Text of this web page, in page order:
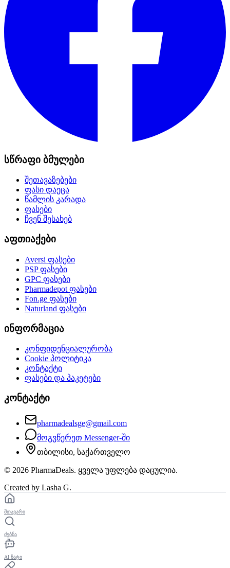
სწრაფი ბმულები
შეთავაზებები
ფასი დაეცა
წამლის კარადა
ფასები
ჩვენ შესახებ
აფთიაქები
Aversi ფასები
PSPფასები
GPC ფასები
Pharmadepot ფასები
Fon.ge ფასები
Naturland ფასები
ინფორმაცია
კონფიდენციალურობა
Cookie პოლიტიკა
კონტაქტი
ფასები და პაკეტები
კონტაქტი
pharmadealsge@gmail.com
მოგვწერეთ Messenger-ში
თბილისი, საქართველო
© 2026 PharmaDeals. ყველა უფლება დაცულია.
Created by Lasha G.
მთავარი
ძებნა
AI ჩატი